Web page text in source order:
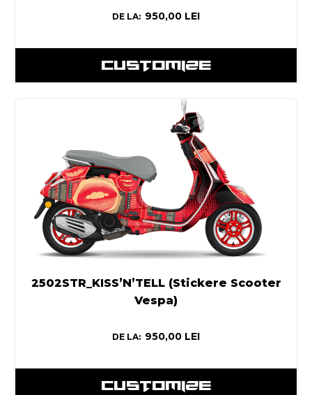
DE LA: 950,00 LEI
CUSTOMIZE
2502STR_KISS’N’TELL (Stickere Scooter
Vespa)
DE LA: 950,00 LEI
CUSTOMIZE